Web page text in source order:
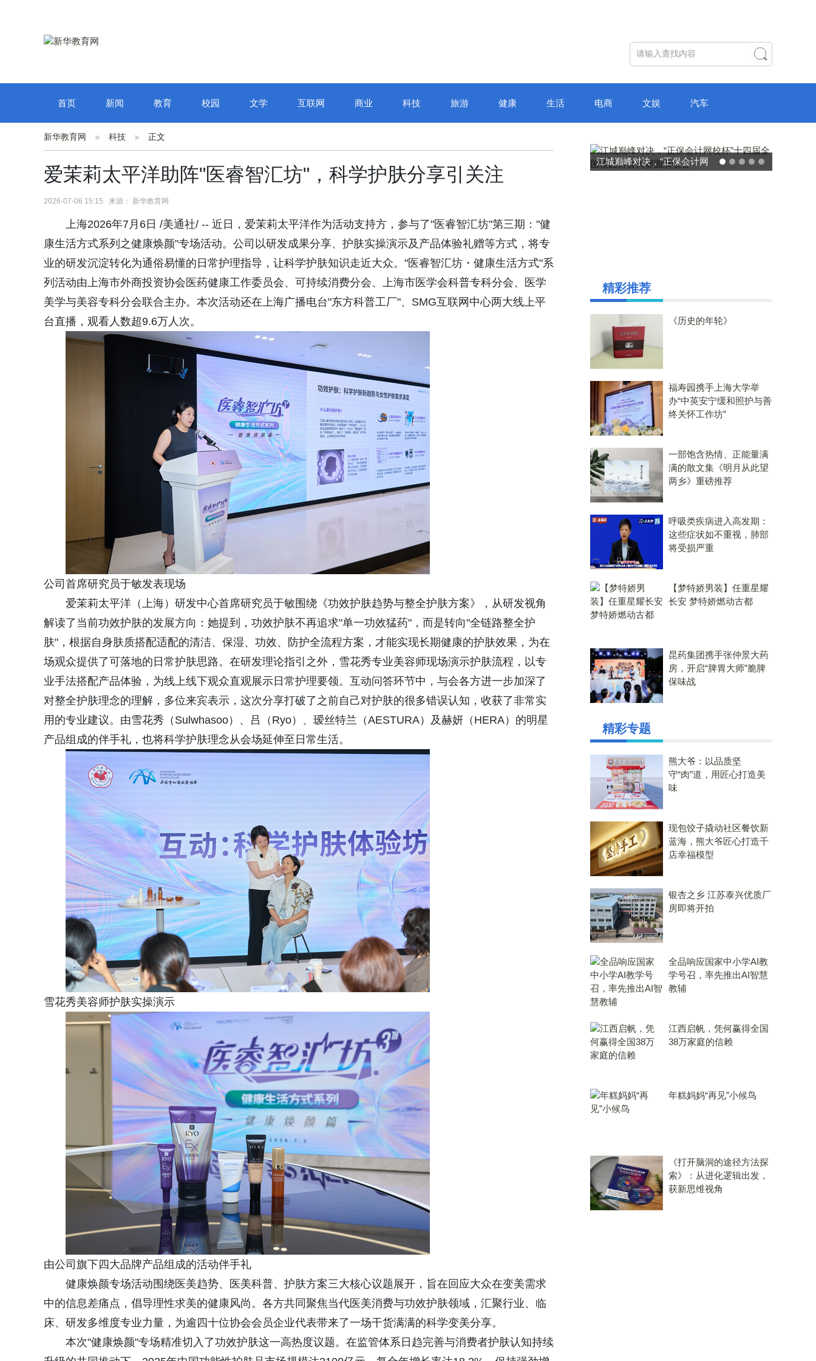
首页 新闻 教育 校园 文学 互联网 商业 科技 旅游 健康 生活 电商 文娱 汽车
新华教育网 科技 正文
爱茉莉太平洋助阵"医睿智汇坊"，科学护肤分享引关注
2026-07-06 15:15 来源： 新华教育网
上海2026年7月6日 /美通社/ -- 近日，爱茉莉太平洋作为活动支持方，参与了"医睿智汇坊"第三期："健
康生活方式系列之健康焕颜"专场活动。公司以研发成果分享、护肤实操演示及产品体验礼赠等方式，将专
业的研发沉淀转化为通俗易懂的日常护理指导，让科学护肤知识走近大众。"医睿智汇坊・健康生活方式"系
列活动由上海市外商投资协会医药健康工作委员会、可持续消费分会、上海市医学会科普专科分会、医学
美学与美容专科分会联合主办。本次活动还在上海广播电台"东方科普工厂"、SMG互联网中心两大线上平
台直播，观看人数超9.6万人次。
公司首席研究员于敏发表现场
爱茉莉太平洋（上海）研发中心首席研究员于敏围绕《功效护肤趋势与整全护肤方案》，从研发视角
解读了当前功效护肤的发展方向：她提到，功效护肤不再追求"单一功效猛药"，而是转向"全链路整全护
肤"，根据自身肤质搭配适配的清洁、保湿、功效、防护全流程方案，才能实现长期健康的护肤效果，为在
场观众提供了可落地的日常护肤思路。在研发理论指引之外，雪花秀专业美容师现场演示护肤流程，以专
业手法搭配产品体验，为线上线下观众直观展示日常护理要领。互动问答环节中，与会各方进一步加深了
对整全护肤理念的理解，多位来宾表示，这次分享打破了之前自己对护肤的很多错误认知，收获了非常实
用的专业建议。由雪花秀（Sulwhasoo）、吕（Ryo）、瑷丝特兰（AESTURA）及赫妍（HERA）的明星
产品组成的伴手礼，也将科学护肤理念从会场延伸至日常生活。
雪花秀美容师护肤实操演示
由公司旗下四大品牌产品组成的活动伴手礼
健康焕颜专场活动围绕医美趋势、医美科普、护肤方案三大核心议题展开，旨在回应大众在变美需求
中的信息差痛点，倡导理性求美的健康风尚。各方共同聚焦当代医美消费与功效护肤领域，汇聚行业、临
床、研发多维度专业力量，为逾四十位协会会员企业代表带来了一场干货满满的科学变美分享。
本次"健康焕颜"专场精准切入了功效护肤这一高热度议题。在监管体系日趋完善与消费者护肤认知持续
破局“纸面教育”：理想树AI自
精彩推荐
《历史的年轮》
福寿园携手上海大学举
办“中英安宁缓和照护与善
终关怀工作坊”
一部饱含热情、正能量满
满的散文集《明月从此望
两乡》重磅推荐
呼吸类疾病进入高发期：
这些症状如不重视，肺部
将受损严重
【梦特娇男装】任重星耀
长安 梦特娇燃动古都
昆药集团携手张仲景大药
房，开启“脾胃大师”脆脾
保味战
精彩专题
熊大爷：以品质坚
守“肉”道，用匠心打造美
味
现包饺子撬动社区餐饮新
蓝海，熊大爷匠心打造千
店幸福模型
银杏之乡 江苏泰兴优质厂
房即将开拍
全品响应国家中小学AI教
学号召，率先推出AI智慧
教辅
江西启帆，凭何赢得全国
38万家庭的信赖
年糕妈妈“再见”小候鸟
《打开脑洞的途径方法探
索》：从进化逻辑出发，
获新思维视角